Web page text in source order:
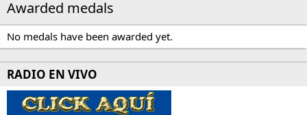
Awarded medals
No medals have been awarded yet.
RADIO EN VIVO